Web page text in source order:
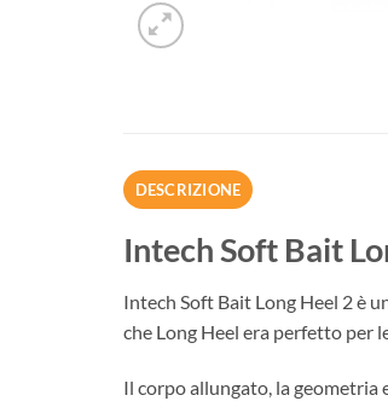
DESCRIZIONE
Intech Soft Bait
Intech Soft Bait Long Heel 2 è
che Long Heel era perfetto per
Il corpo allungato, la geometria